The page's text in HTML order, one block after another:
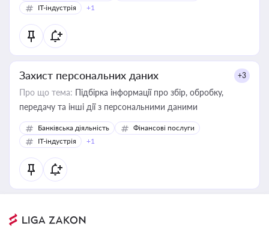
IT-індустрія
+1
Захист персональних даних +3
Про що тема: Підбірка інформації про збір, обробку,
передачу та інші дії з персональними даними
Банківська діяльність
Фінансові послуги
IT-індустрія
+1